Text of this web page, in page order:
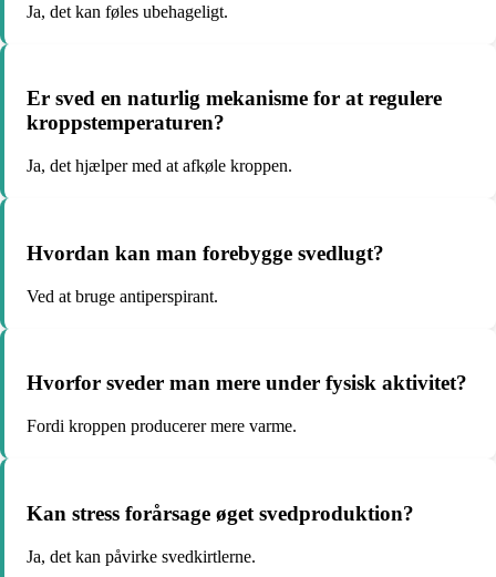
Ja, det kan føles ubehageligt.
Er sved en naturlig mekanisme for at regulere
kroppstemperaturen?
Ja, det hjælper med at afkøle kroppen.
Hvordan kan man forebygge svedlugt?
Ved at bruge antiperspirant.
Hvorfor sveder man mere under fysisk aktivitet?
Fordi kroppen producerer mere varme.
Kan stress forårsage øget svedproduktion?
Ja, det kan påvirke svedkirtlerne.